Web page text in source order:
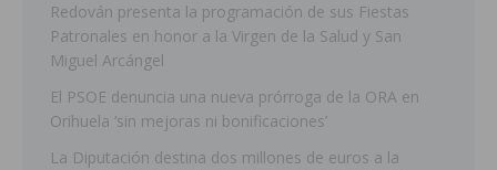
Redován presenta la programación de sus Fiestas
Patronales en honor a la Virgen de la Salud y San
Miguel Arcángel
El PSOE denuncia una nueva prórroga de la ORA en
Orihuela ‘sin mejoras ni bonificaciones’
La Diputación destina dos millones de euros a la